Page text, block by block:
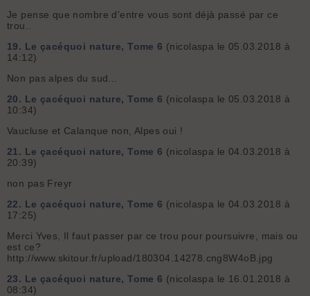
Je pense que nombre d'entre vous sont déjà passé par ce
trou..
19. Le çacéquoi nature, Tome 6 (nicolaspa le 05.03.2018 à
14:12)
Non pas alpes du sud...
20. Le çacéquoi nature, Tome 6 (nicolaspa le 05.03.2018 à
10:34)
Vaucluse et Calanque non, Alpes oui !
21. Le çacéquoi nature, Tome 6 (nicolaspa le 04.03.2018 à
20:39)
non pas Freyr
22. Le çacéquoi nature, Tome 6 (nicolaspa le 04.03.2018 à
17:25)
Merci Yves, Il faut passer par ce trou pour poursuivre, mais ou
est ce?
http://www.skitour.fr/upload/180304.14278.cng8W4oB.jpg
23. Le çacéquoi nature, Tome 6 (nicolaspa le 16.01.2018 à
08:34)